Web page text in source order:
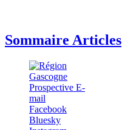
Sommaire Articles